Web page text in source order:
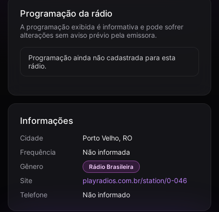
Programação da rádio
A programação exibida é informativa e pode sofrer
alterações sem aviso prévio pela emissora.
Programação ainda não cadastrada para esta
rádio.
Informações
Cidade
Porto Velho, RO
Frequência
Não informada
Gênero
Rádio Brasileira
Site
playradios.com.br/station/0-046
Telefone
Não informado